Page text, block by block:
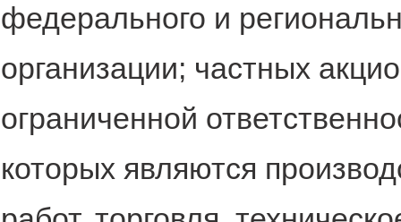
федерального и
организации; частных
ограниченной
которых являются